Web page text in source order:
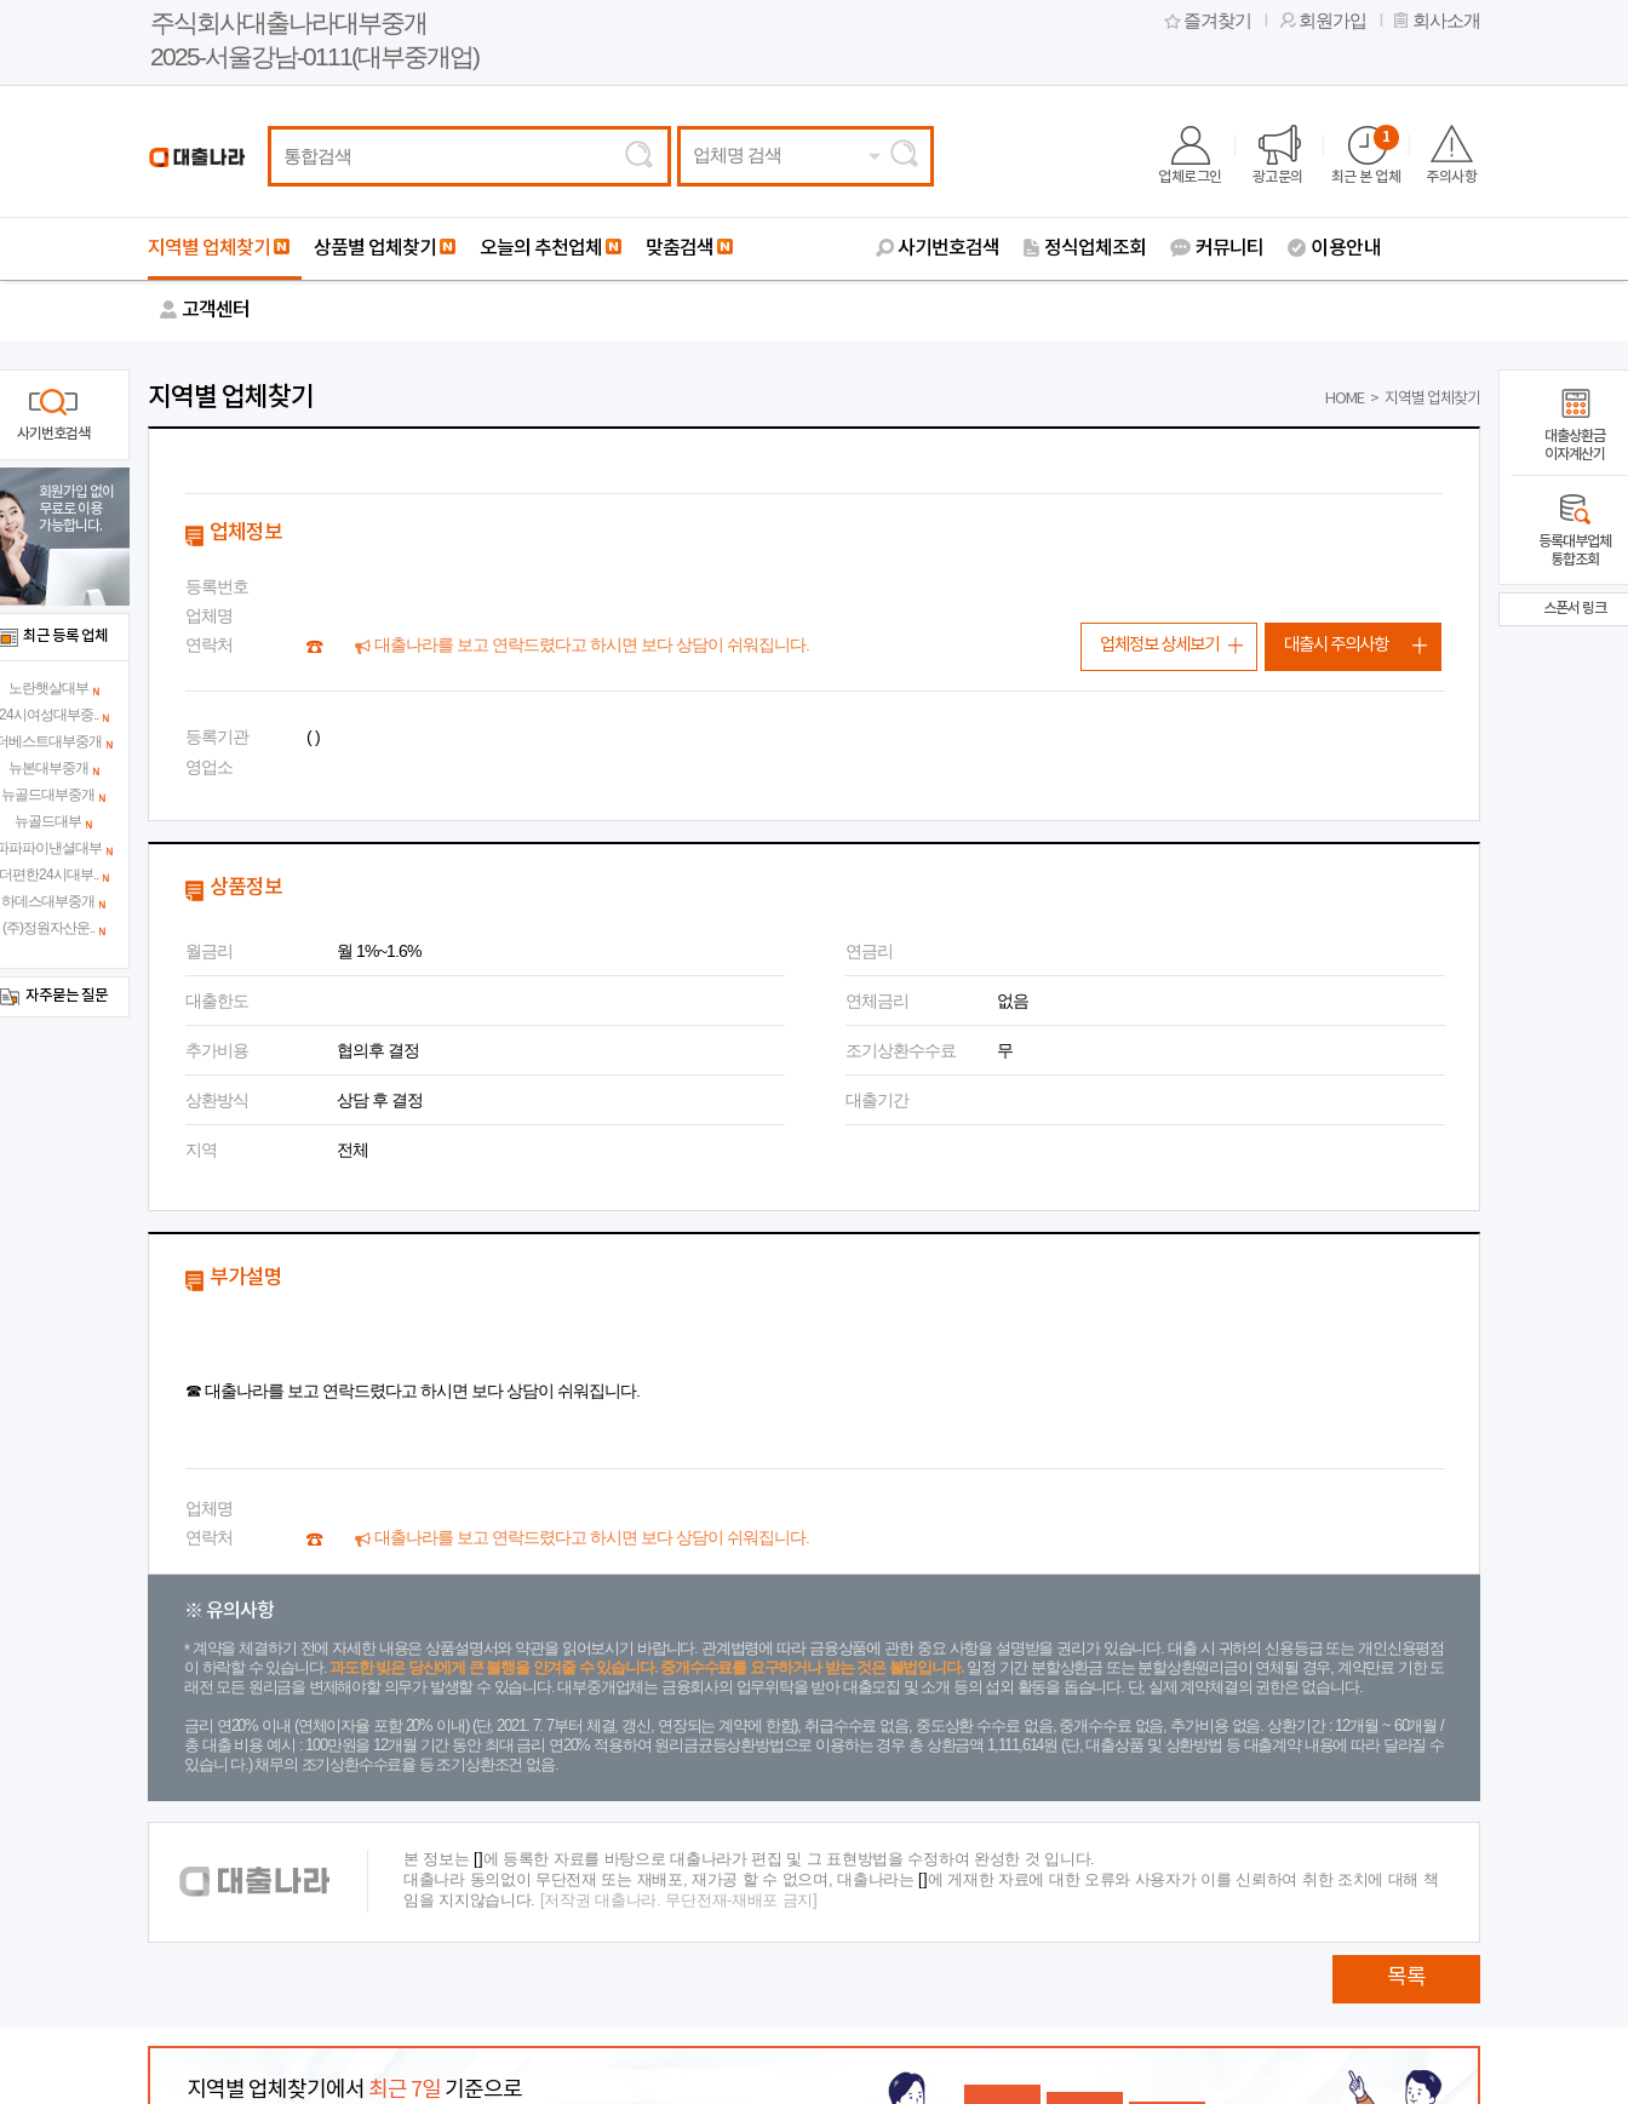
주식회사대출나라대부중개
2025-서울강남-0111(대부중개업)
즐겨찾기 회원가입 회사소개
업체명 검색
업체로그인 광고문의 최근 본 업체
1
주의사항
지역별 업체찾기 상품별 업체찾기 오늘의 추천업체 맞춤검색 사기번호검색 정식업체조회 커뮤니티 이용안내
고객센터
지역별 업체찾기 HOME > 지역별 업체찾기
업체정보
등록번호
업체명
연락처
대출나라를 보고 연락드렸다고 하시면 보다 상담이 쉬워집니다.
등록기관
( )
영업소
업체정보 상세보기 대출시 주의사항
상품정보
월금리 월 1%~1.6% 연금리
대출한도 연체금리 없음
추가비용 협의후 결정 조기상환수수료 무
상환방식 상담 후 결정 대출기간
지역 전체
부가설명
☎ 대출나라를 보고 연락드렸다고 하시면 보다 상담이 쉬워집니다.
업체명
연락처
대출나라를 보고 연락드렸다고 하시면 보다 상담이 쉬워집니다.
※ 유의사항
계약을 체결하기 전에 자세한 내용은 상품설명서와 약관을 읽어보시기 바랍니다. 관계법령에 따라 금융상품에 관한 중요 사항을 설명받을 권리가 있습니다. 대출 시 귀하의 신용등급 또는 개인신용평점
이 하락할 수 있습니다.과도한 빚은 당신에게 큰 불행을 안겨줄 수 있습니다. 중개수수료를 요구하거나 받는 것은 불법입니다.일정 기간 분할상환금 또는 분할상환원리금이 연체될 경우, 계약만료 기한 도
래전 모든 원리금을 변제해야할 의무가 발생할 수 있습니다. 대부중개업체는 금융회사의 업무위탁을 받아 대출모집 및 소개 등의 섭외 활동을 돕습니다. 단, 실제 계약체결의 권한은 없습니다.
금리 연20% 이내 (연체이자율 포함 20% 이내) (단, 2021. 7. 7부터 체결, 갱신, 연장되는 계약에 한함), 취급수수료 없음, 중도상환 수수료 없음, 중개수수료 없음, 추가비용 없음. 상환기간 : 12개월 ~ 60개월 /
총 대출 비용 예시 : 100만원을 12개월 기간 동안 최대 금리 연20% 적용하여 원리금균등상환방법으로 이용하는 경우 총 상환금액 1,111,614원 (단, 대출상품 및 상환방법 등 대출계약 내용에 따라 달라질 수
있습니 다.) 채무의 조기상환수수료율 등 조기상환조건 없음.
본 정보는
에 등록한 자료를 바탕으로 대출나라가 편집 및 그 표현방법을 수정하여 완성한 것 입니다.
대출나라 동의없이 무단전재 또는 재배포, 재가공 할 수 없으며, 대출나라는
에 게재한 자료에 대한 오류와 사용자가 이를 신뢰하여 취한 조치에 대해 책
임을 지지않습니다.
[저작권 대출나라. 무단전재-재배포 금지]
목록
지역별 업체찾기에서 최근 7일 기준으로
사기번호검색
회원가입 없이
무료로 이용
가능합니다.
최근 등록 업체
노란햇살대부
시여성대부중..
베스트대부중개
뉴본대부중개
뉴골드대부중개
뉴골드대부
파파이낸셜대부
편한24시대부..
하데스대부중개
(주)정원자산운..
자주묻는 질문
대출상환금
이자계산기
등록대부업체
통합조회
스폰서 링크